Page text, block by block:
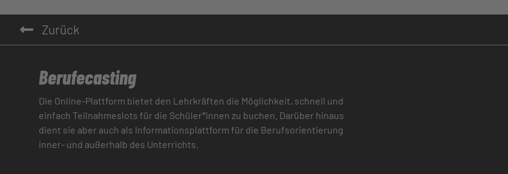
Zurück
Berufecasting
Die Online-Plattform bietet den Lehrkräften die Möglichkeit, schnell und
einfach Teilnahmeslots für die Schüler*innen zu buchen. Darüber hinaus
dient sie aber auch als Informationsplattform für die Berufsorientierung
inner- und außerhalb des Unterrichts.